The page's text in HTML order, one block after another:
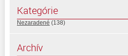
Kategórie
Nezaradené (138)
Archív